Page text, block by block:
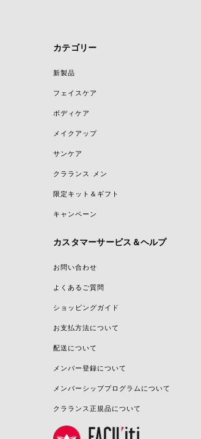
カテゴリー
新製品
フェイスケア
ボディケア
メイクアップ
サンケア
クラランス メン
限定キット＆ギフト
キャンペーン
カスタマーサービス＆ヘルプ
お問い合わせ
よくあるご質問
ショッピングガイド
お支払方法について
配送について
メンバー登録について
メンバーシッププログラムについて
クラランス正規品について